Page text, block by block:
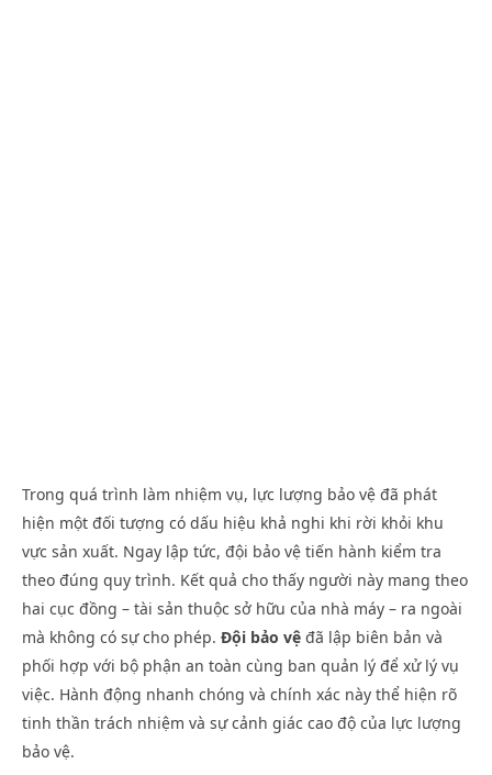
Trong quá trình làm nhiệm vụ, lực lượng bảo vệ đã phát
hiện một đối tượng có dấu hiệu khả nghi khi rời khỏi khu
vực sản xuất. Ngay lập tức, đội bảo vệ tiến hành kiểm tra
theo đúng quy trình. Kết quả cho thấy người này mang theo
hai cục đồng – tài sản thuộc sở hữu của nhà máy – ra ngoài
mà không có sự cho phép. Đội bảo vệ đã lập biên bản và
phối hợp với bộ phận an toàn cùng ban quản lý để xử lý vụ
việc. Hành động nhanh chóng và chính xác này thể hiện rõ
tinh thần trách nhiệm và sự cảnh giác cao độ của lực lượng
bảo vệ.